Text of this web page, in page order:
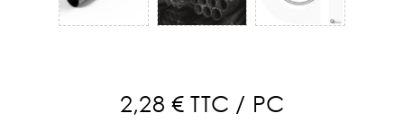
2,28 € TTC / PC